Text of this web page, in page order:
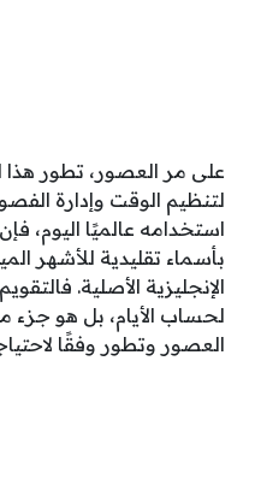
على مر العصور، تطور هذا
لتنظيم الوقت وإدارة
استخدامه عالميًا اليوم،
بأسماء تقليدية للأشهر
الإنجليزية الأصلية.
لحساب الأيام، بل هو جزء
العصور وتطور وفقًا